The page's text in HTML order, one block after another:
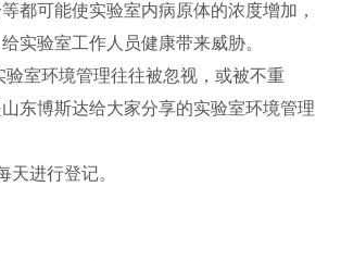
都可能使实验室内病原体的浓度增加，
实验室工作人员健康带来威胁。
室环境管理往往被忽视，或被不重
东博斯达给大家分享的实验室环境管理
进行登记。